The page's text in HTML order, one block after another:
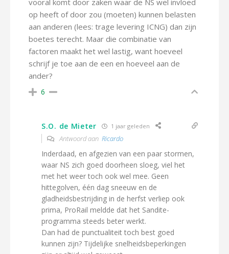
vooral komt door zaken waar de NS wel invloed
op heeft of door zou (moeten) kunnen belasten
aan anderen (lees: trage levering ICNG) dan zijn
boetes terecht. Maar die combinatie van
factoren maakt het wel lastig, want hoeveel
schrijf je toe aan de een en hoeveel aan de
ander?
6
S.O. de Mieter 1 jaar geleden
Antwoord aan Ricardo
Inderdaad, en afgezien van een paar stormen,
waar NS zich goed doorheen sloeg, viel het
met het weer toch ook wel mee. Geen
hittegolven, één dag sneeuw en de
gladheidsbestrijding in de herfst verliep ook
prima, ProRail meldde dat het Sandite-
programma steeds beter werkt.
Dan had de punctualiteit toch best goed
kunnen zijn? Tijdelijke snelheidsbeperkingen